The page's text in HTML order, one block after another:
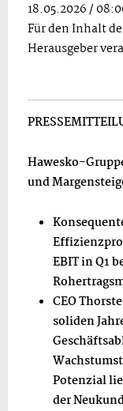
18.05.2026 /
Für den Inhalt
Herausgeber
Hawesko-
und
EBIT in Q1
CEO
soliden
Potenzial
der